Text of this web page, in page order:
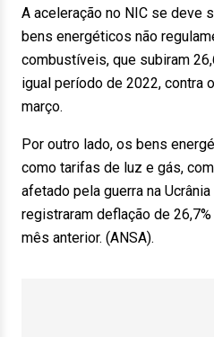
A aceleração no NIC se deve
bens energéticos não
combustíveis, que subiram
igual período de 2022, contra
março.
Por outro lado, os bens
como tarifas de luz e gás,
afetado pela guerra na
registraram deflação de
mês anterior. (ANSA).